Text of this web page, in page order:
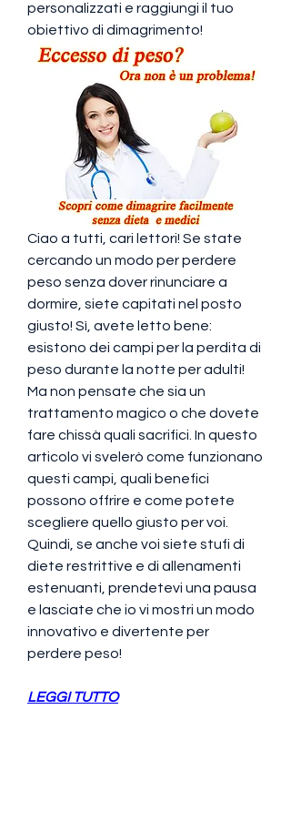
personalizzati e raggiungi il tuo
obiettivo di dimagrimento!
Ciao a tutti, cari lettori! Se state
cercando un modo per perdere
peso senza dover rinunciare a
dormire, siete capitati nel posto
giusto! Sì, avete letto bene:
esistono dei campi per la perdita di
peso durante la notte per adulti!
Ma non pensate che sia un
trattamento magico o che dovete
fare chissà quali sacrifici. In questo
articolo vi svelerò come funzionano
questi campi, quali benefici
possono offrire e come potete
scegliere quello giusto per voi.
Quindi, se anche voi siete stufi di
diete restrittive e di allenamenti
estenuanti, prendetevi una pausa
e lasciate che io vi mostri un modo
innovativo e divertente per
perdere peso!
LEGGI TUTTO